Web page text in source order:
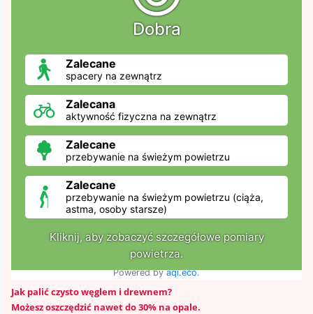
Jak palić czysto węglem i drewnem?
Możesz oszczędzić nawet do 30% na opale.